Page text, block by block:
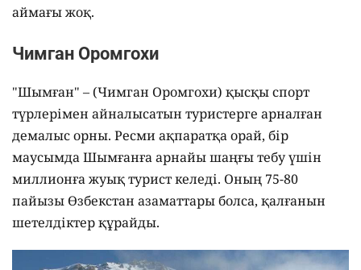
аймағы жоқ.
Чимган Оромгохи
"Шымған" – (Чимган Оромгохи) қысқы спорт
түрлерімен айналысатын туристерге арналған
демалыс орны. Ресми ақпаратқа орай, бір
маусымда Шымғанға арнайы шаңғы тебу үшін
миллионға жуық турист келеді. Оның 75-80
пайызы Өзбекстан азаматтары болса, қалғанын
шетелдіктер құрайды.